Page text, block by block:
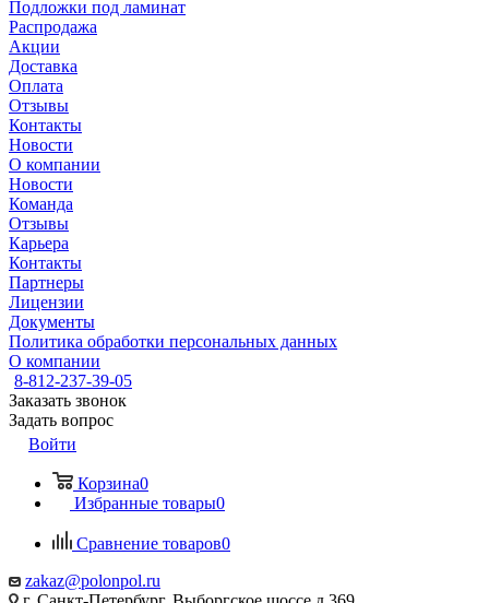
Подложки под ламинат
Распродажа
Акции
Доставка
Оплата
Отзывы
Контакты
Новости
О компании
Новости
Команда
Отзывы
Карьера
Контакты
Партнеры
Лицензии
Документы
Политика обработки персональных данных
О компании
8-812-237-39-05
Заказать звонок
Задать вопрос
Войти
Корзина0
Избранные товары0
Сравнение товаров0
zakaz@polonpol.ru